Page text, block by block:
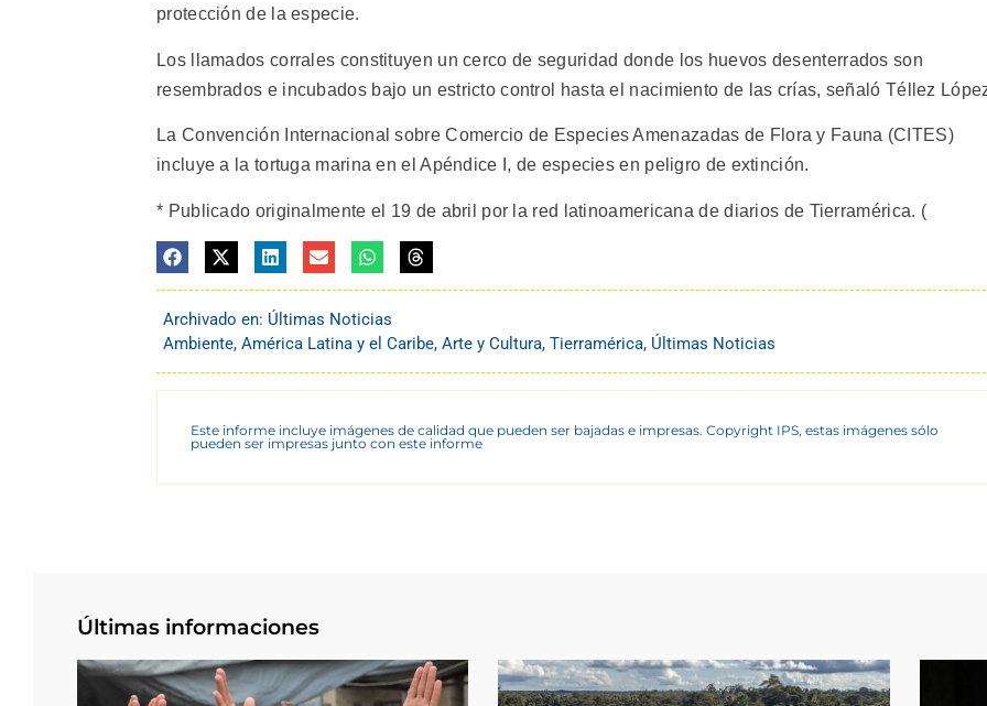
protección de la especie.
Los llamados corrales constituyen un cerco de seguridad donde los huevos desenterrados son
resembrados e incubados bajo un estricto control hasta el nacimiento de las crías, señaló Téllez
La Convención Internacional sobre Comercio de Especies Amenazadas de Flora y Fauna (CITES)
incluye a la tortuga marina en el Apéndice I, de especies en peligro de extinción.
* Publicado originalmente el 19 de abril por la red latinoamericana de diarios de Tierramérica. (
Archivado en: Últimas Noticias
Ambiente, América Latina y el Caribe, Arte y Cultura, Tierramérica, Últimas Noticias
Este informe incluye imágenes de calidad que pueden ser bajadas e impresas. Copyright IPS, estas imágenes sólo
pueden ser impresas junto con este informe
Últimas informaciones